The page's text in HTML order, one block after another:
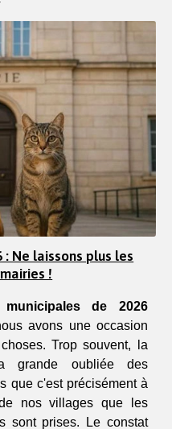
Ne laissons plus les
!
municipales de 2026
avons une occasion
Trop souvent, la
grande oubliée des
que c'est précisément à
nos villages que les
sont prises. Le constat